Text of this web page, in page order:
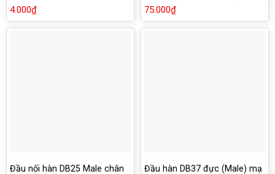
4.000₫
loại chống han rỉ
75.000₫
Đầu nối hàn DB25 Male chân Đầu hàn DB37 đực (Male) mạ